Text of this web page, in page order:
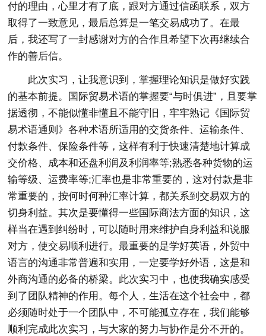
付的理由，心里才有了底，跟对方通过信函联系，双方
取得了一致意见，最后总算是一笔交易成功了。在最
后，我还写了一封感谢对方的合作且希望下次再继续合
作的善后信。
此次实习，让我意识到，掌握理论知识是做好实践
的基本前提。国际贸易术语的掌握要“与时俱进”，且要掌
据透彻，不能似懂非懂且不能守旧，牢牢熟记《国际贸
易术语通则》各种术语所适用的交货条件、运输条件、
付款条件、保险条件等，这样有利于快速清楚地计算成
交价格、成本和还盘利润及利润率等;熟悉各种货物的运
输等级、运费率等;汇率也是非常重要的，这对付款是非
常重要的，按何时何种汇率计算，都关系到交易双方的
切身利益。其次是要懂得一些国际商法方面的知识，这
样当在遇到纠纷时，可以随时用来维护自身利益和说服
对方，使交易顺利进行。最重要的是学好英语，外贸中
语言的沟通非常普遍和实用，一定要学好外语，这是和
外商沟通的必备的桥梁。此次实习中，也使我确实感受
到了团队精神的作用。每个人，生活在这个社会中，都
必须随时处于一个团队中，不可能孤立存在，我们能够
顺利完成此次实习，与大家的努力与协作是分不开的。